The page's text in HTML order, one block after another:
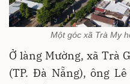
Một góc xã Trà My
Ở làng Mường, xã Trà
(TP. Đà Nẵng), ông